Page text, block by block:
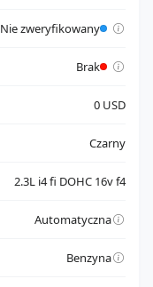
Nie zweryfikowany
Brak
0 USD
Czarny
2.3L i4 fi DOHC 16v f4
Automatyczna
Benzyna